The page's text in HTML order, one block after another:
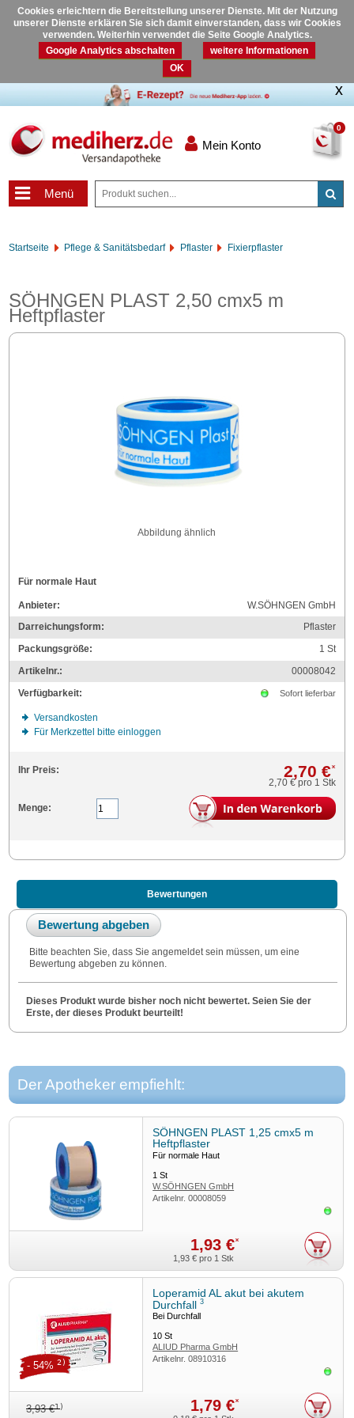
Cookies erleichtern die Bereitstellung unserer Dienste. Mit der Nutzung
unserer Dienste erklären Sie sich damit einverstanden, dass wir Cookies
verwenden. Weiterhin verwendet die Seite Google Analytics.
Google Analytics abschalten
weitere Informationen
OK
0
Mein Konto
Menü
Startseite Pflege & Sanitätsbedarf Pflaster Fixierpflaster
SÖHNGEN PLAST 2,50 cmx5 m
Heftpflaster
Abbildung ähnlich
Für normale Haut
Anbieter:
W.SÖHNGEN GmbH
Darreichungsform:
Pflaster
Packungsgröße:
1St
Artikelnr.:
00008042
Verfügbarkeit:
Sofort lieferbar
Versandkosten
Für Merkzettel bitte einloggen
Ihr Preis: 2,70 €*
2,70 €pro 1 Stk
Menge:
Bewertungen
Bewertung abgeben
Bitte beachten Sie, dass Sie angemeldet sein müssen, um eine
Bewertung abgeben zu können.
Dieses Produkt wurde bisher noch nicht bewertet. Seien Sie der
Erste, der dieses Produkt beurteilt!
Der Apotheker empfiehlt:
SÖHNGEN PLAST 1,25 cmx5 m
Heftpflaster
Für normale Haut
1St
W.SÖHNGEN GmbH
Artikelnr.00008059
1,93 €*
1,93 € pro 1 Stk
Loperamid AL akut bei akutem
Durchfall3
Bei Durchfall
10St
ALIUD Pharma GmbH
Artikelnr.08910316
3,93 €1) 1,79 €*
- 54% 2)